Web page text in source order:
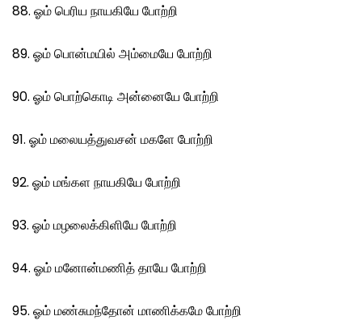
88. ஓம் பெரிய நாயகியே போற்றி
89. ஓம் பொன்மயில் அம்மையே போற்றி
90. ஓம் பொற்கொடி அன்னையே போற்றி
91. ஓம் மலையத்துவசன் மகளே போற்றி
92. ஓம் மங்கள நாயகியே போற்றி
93. ஓம் மழலைக்கிளியே போற்றி
94. ஓம் மனோன்மணித் தாயே போற்றி
95. ஓம் மண்சுமந்தோன் மாணிக்கமே போற்றி